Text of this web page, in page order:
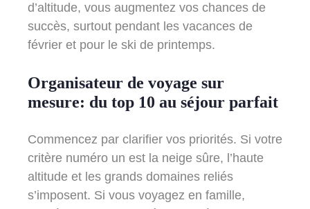
d’altitude, vous augmentez vos chances de
succès, surtout pendant les vacances de
février et pour le ski de printemps.
Organisateur de voyage sur
mesure: du top 10 au séjour parfait
Commencez par clarifier vos priorités. Si votre
critère numéro un est la neige sûre, l’haute
altitude et les grands domaines reliés
s’imposent. Si vous voyagez en famille,